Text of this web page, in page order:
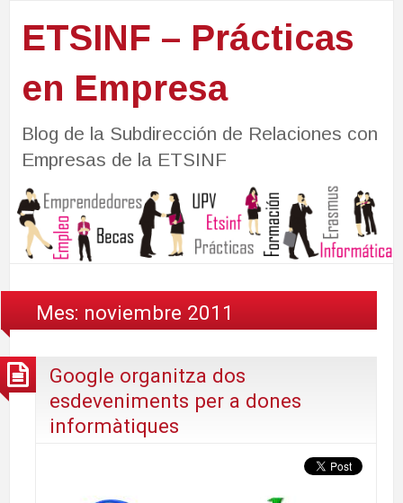
ETSINF – Prácticas
en Empresa
Blog de la Subdirección de Relaciones con
Empresas de la ETSINF
Mes: noviembre 2011
Google organitza dos
esdeveniments per a dones
informàtiques